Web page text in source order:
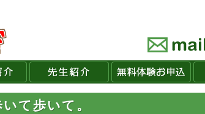
て歩いて。